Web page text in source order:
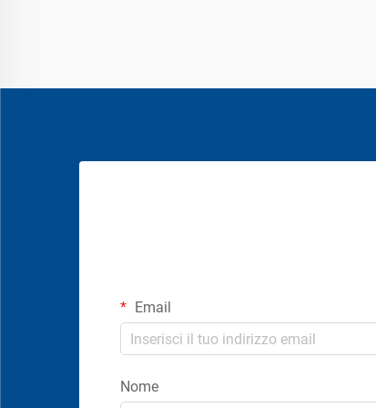
Email
Nome